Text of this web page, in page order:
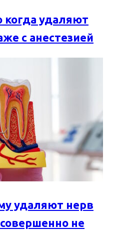
когда удаляют
с анестезией
удаляют нерв
не